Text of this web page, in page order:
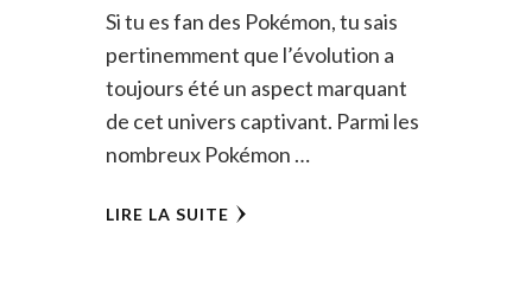
Si tu es fan des Pokémon, tu sais
pertinemment que l’évolution a
toujours été un aspect marquant
de cet univers captivant. Parmi les
nombreux Pokémon …
LIRE LA SUITE